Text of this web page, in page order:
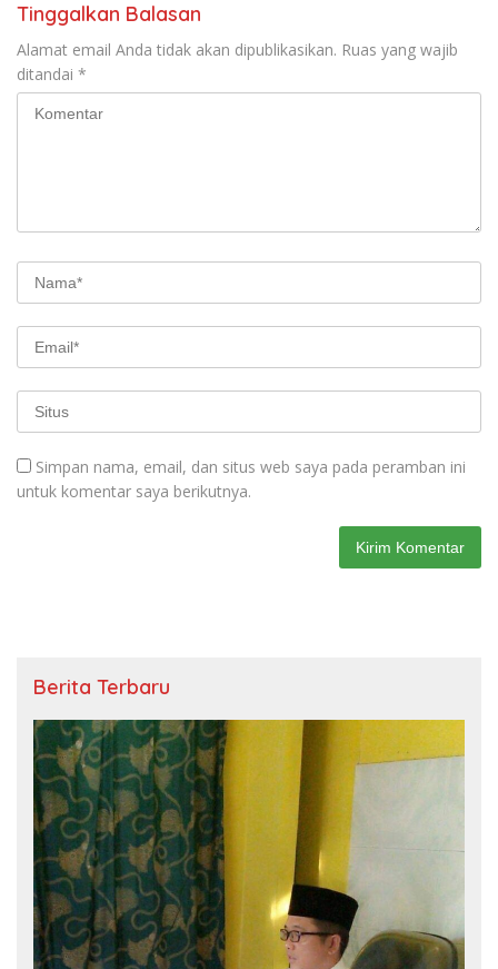
Tinggalkan Balasan
Alamat email Anda tidak akan dipublikasikan. Ruas yang wajib
ditandai *
Simpan nama, email, dan situs web saya pada peramban ini
untuk komentar saya berikutnya.
Berita Terbaru